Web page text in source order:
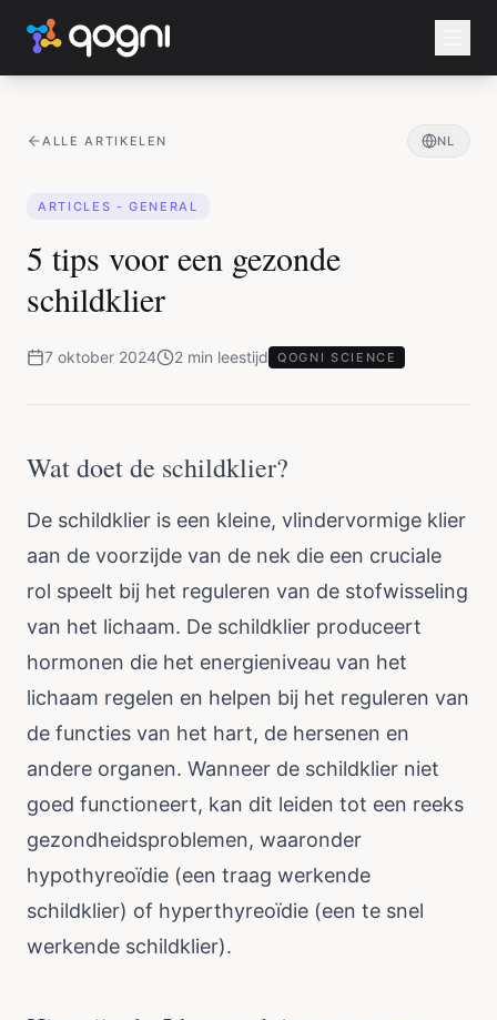
ALLE ARTIKELEN NL
ARTICLES - GENERAL
5 tips voor een gezonde
schildklier
7 oktober 2024 2 min leestijd QOGNI SCIENCE
Wat doet de schildklier?
De schildklier is een kleine, vlindervormige klier
aan de voorzijde van de nek die een cruciale
rol speelt bij het reguleren van de stofwisseling
van het lichaam. De schildklier produceert
hormonen die het energieniveau van het
lichaam regelen en helpen bij het reguleren van
de functies van het hart, de hersenen en
andere organen. Wanneer de schildklier niet
goed functioneert, kan dit leiden tot een reeks
gezondheidsproblemen, waaronder
hypothyreoïdie (een traag werkende
schildklier) of hyperthyreoïdie (een te snel
werkende schildklier).